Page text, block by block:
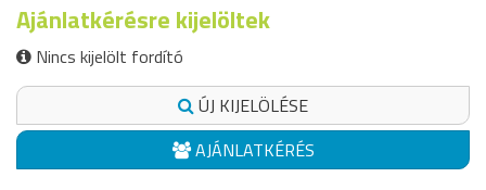
Ajánlatkérésre kijelöltek
Nincs kijelölt fordító
ÚJ KIJELÖLÉSE
AJÁNLATKÉRÉS